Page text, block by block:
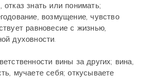
знать или понимать;
возмущение, чувство
равновесие с жизнью,
духовности.
вины за других; вина,
мучаете себя; откусываете